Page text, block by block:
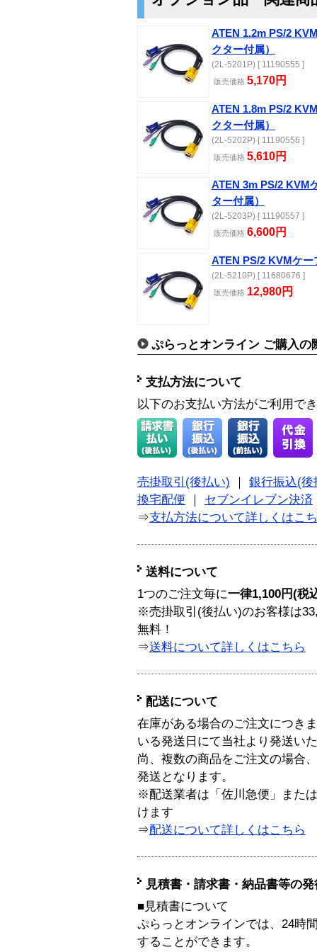
ATEN 1.2m PS/2
クター付属）
(2L-5201P) [ 11190555 ]
販売価格 5,170円
ATEN 1.8m PS/2
クター付属）
(2L-5202P) [ 11190556 ]
販売価格 5,610円
ATEN 3m PS/2 KVM
ター付属）
(2L-5203P) [ 11190557 ]
販売価格 6,600円
ATEN PS/2 KVMケー
(2L-5210P) [ 11680676 ]
販売価格 12,980円
ぷらっとオンライン ご購入の
支払方法について
以下のお支払い方法がご利用で
売掛取引(後払い)
銀行振込(後
換宅配便
セブンイレブン決済
⇒支払方法について詳しくはこ
送料について
1つのご注文毎に一律1,100円(税
※売掛取引(後払い)のお客様は
無料！
⇒送料について詳しくはこちら
配送について
在庫がある場合のご注文につき
いる発送日にて当社より発送い
尚、複数の商品をご注文の場合
発送となります。
※配送業者は「佐川急便」また
けます
⇒配送について詳しくはこちら
見積書・請求書・納品書等の
■見積書について
ぷらっとオンラインでは、24時
することができます。